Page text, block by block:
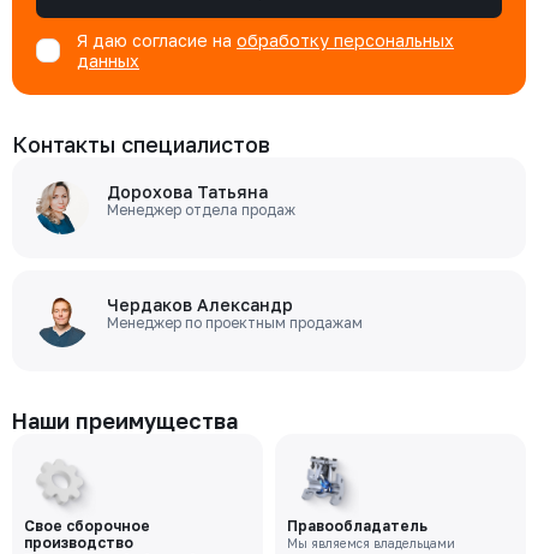
Я даю согласие на обработку персональных
данных
Контакты специалистов
Дорохова Татьяна
Менеджер отдела продаж
Чердаков Александр
Менеджер по проектным продажам
Наши преимущества
Свое сборочное
производство
Правообладатель
Мы являемся владельцами